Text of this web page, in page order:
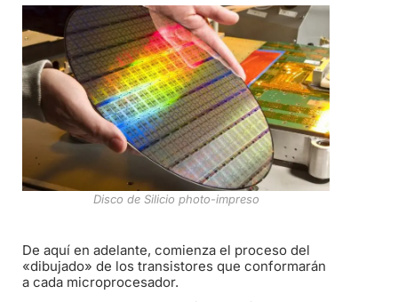
Disco de Silicio photo-impreso
De aquí en adelante, comienza el proceso del
«dibujado» de los transistores que conformarán
a cada microprocesador.